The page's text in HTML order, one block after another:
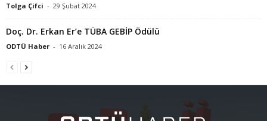
Tolga Çifci - 29 Şubat 2024
Doç. Dr. Erkan Er’e TÜBA GEBİP Ödülü
ODTÜ Haber - 16 Aralık 2024